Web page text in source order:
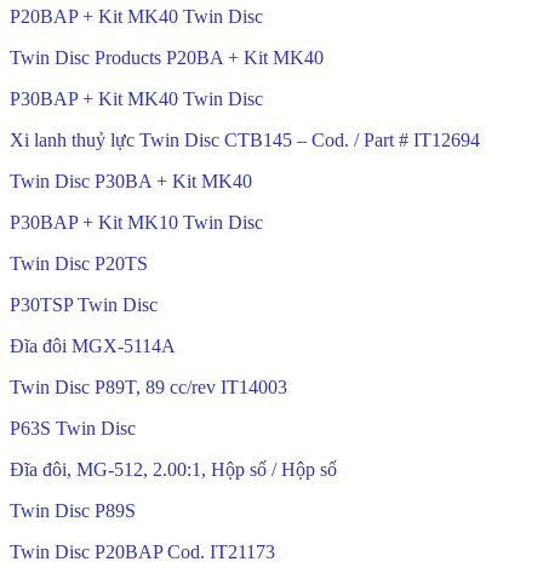
P20BAP + Kit MK40 Twin Disc
Twin Disc Products P20BA + Kit MK40
P30BAP + Kit MK40 Twin Disc
Xi lanh thuỷ lực Twin Disc CTB145 – Cod. / Part # IT12694
Twin Disc P30BA + Kit MK40
P30BAP + Kit MK10 Twin Disc
Twin Disc P20TS
P30TSP Twin Disc
Đĩa đôi MGX-5114A
Twin Disc P89T, 89 cc/rev IT14003
P63S Twin Disc
Đĩa đôi, MG-512, 2.00:1, Hộp số / Hộp số
Twin Disc P89S
Twin Disc P20BAP Cod. IT21173